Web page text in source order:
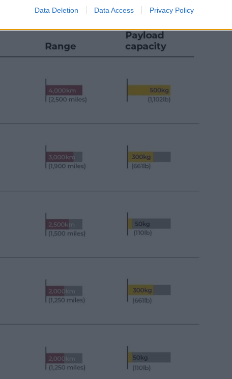
Data Deletion Data Access Privacy Policy